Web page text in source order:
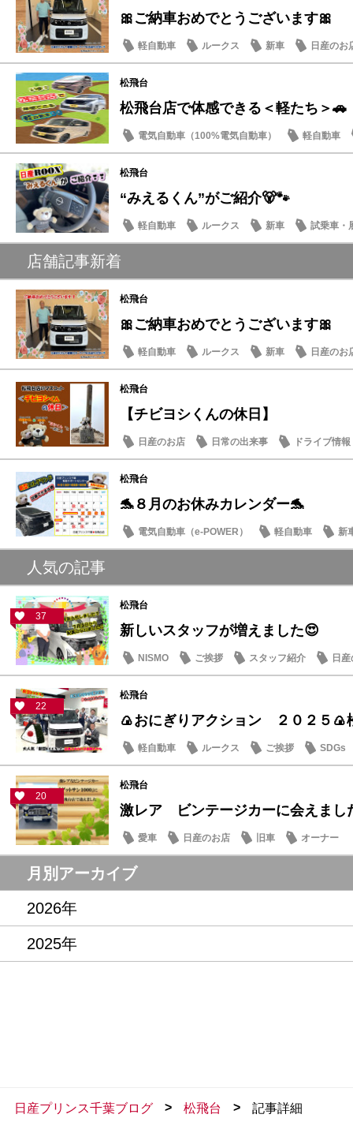
🎀ご納車おめでとうございます🎀
軽自動車 ルークス 新車 日産のお
松飛台
松飛台店で体感できる＜軽たち＞🚗
電気自動車（100%電気自動車）
軽自動車
サクラ
松飛台
“みえるくん”がご紹介🐻🐾
軽自動車 ルークス 新車 試乗車・
店舗記事新着
松飛台
🎀ご納車おめでとうございます🎀
軽自動車 ルークス 新車 日産のお
松飛台
【チビヨシくんの休日】
日産のお店 日常の出来事 ドライブ情報
松飛台
🐬８月のお休みカレンダー🐬
電気自動車（e-POWER） 軽自動車
新
日産のお店
人気の記事
37
松飛台
新しいスタッフが増えました😍
NISMO ご挨拶 スタッフ紹介 日
22
松飛台
🍙おにぎりアクション ２０２５🍙
軽自動車 ルークス ご挨拶 SDGs
20
松飛台
激レア ビンテージカーに会えまし
愛車 日産のお店 旧車 オーナー
月別アーカイブ
2026年
2025年
日産プリンス千葉ブログ > 松飛台 > 記事詳細